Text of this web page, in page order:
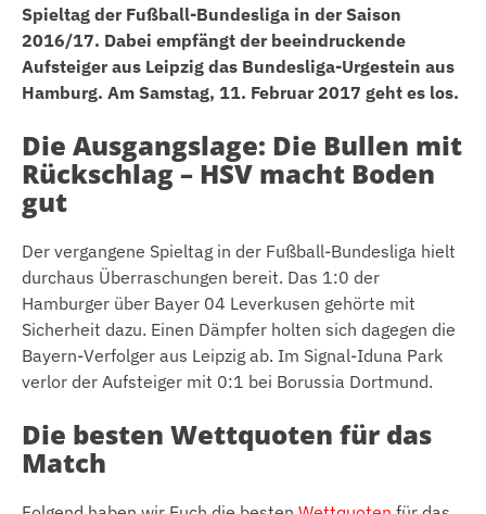
Spieltag der Fußball-Bundesliga in der Saison
2016/17. Dabei empfängt der beeindruckende
Aufsteiger aus Leipzig das Bundesliga-Urgestein aus
Hamburg. Am Samstag, 11. Februar 2017 geht es los.
Die Ausgangslage: Die Bullen mit
Rückschlag – HSV macht Boden
gut
Der vergangene Spieltag in der Fußball-Bundesliga hielt
durchaus Überraschungen bereit. Das 1:0 der
Hamburger über Bayer 04 Leverkusen gehörte mit
Sicherheit dazu. Einen Dämpfer holten sich dagegen die
Bayern-Verfolger aus Leipzig ab. Im Signal-Iduna Park
verlor der Aufsteiger mit 0:1 bei Borussia Dortmund.
Die besten Wettquoten für das
Match